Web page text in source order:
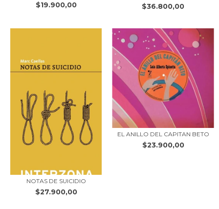
$19.900,00 $36.800,00
NOTAS DE SUICIDIO
$27.900,00
EL ANILLO DEL CAPITAN BETO
$23.900,00